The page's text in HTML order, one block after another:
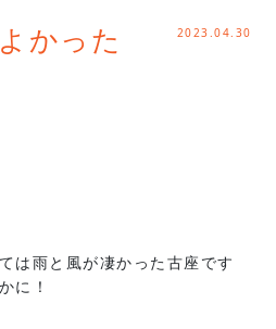
かった
2023.04.30
は雨と風が凄かった古座です
に！